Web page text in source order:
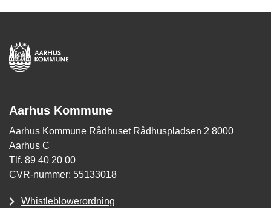
Aarhus Kommune
Aarhus Kommune Rådhuset Rådhuspladsen 2 8000
Aarhus C
Tlf. 89 40 20 00
CVR-nummer: 55133018
Whistleblowerordning